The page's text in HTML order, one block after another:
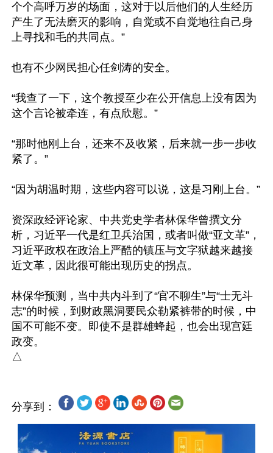
个个高呼万岁的场面，这对于以后他们的人生经历
产生了无法磨灭的影响，自觉或不自觉地往自己身
上寻找和毛的共同点。”
也有不少网民担心任剑涛的安全。
“我查了一下，这个教授至少在公开信息上没有因为
这个言论被牵连，有点欣慰。”
“那时他刚上台，还来不及收紧，后来就一步一步收
紧了。”
“因为胡温时期，这些内容可以说，这是习刚上台。”
资深政经评论家、中共党史学者林保华曾撰文分
析，习近平一代是红卫兵治国，或者叫做“亚文革”，
习近平政权在政治上严酷的镇压与文字狱越来越接
近文革，因此很可能出现历史的拐点。
林保华预测，当中共内斗到了“官不聊生”与“士无斗
志”的时候，到财政黑洞要民众勒紧裤带的时候，中
国不可能不变。即使不是群雄蜂起，也会出现宫廷
政变。
分享到：